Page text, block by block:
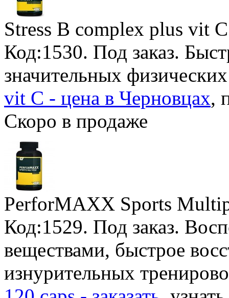
Stress B complex plus vit
Код:1530. Под заказ.
значительных
vit C - цена в Черновцах,
Скоро в продаже
PerforMAXX Sports
Код:1529. Под заказ.
веществами, быстрое
изнурительных